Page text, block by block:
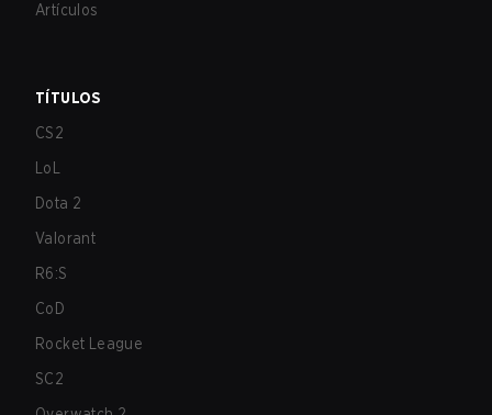
Artículos
TÍTULOS
CS2
LoL
Dota 2
Valorant
R6:S
CoD
Rocket League
SC2